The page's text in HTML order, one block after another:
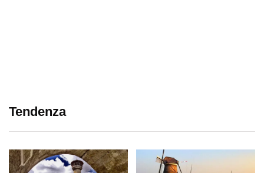
Tendenza